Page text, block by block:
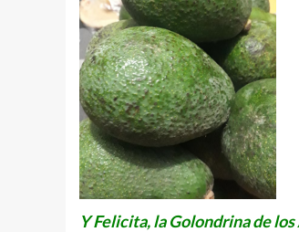
Y Felicita, la Golondrina de